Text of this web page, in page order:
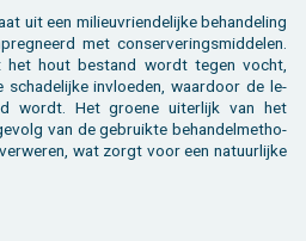
uit een mi­li­eu­vrien­de­lij­ke be­han­de­ling
met con­ser­ve­rings­mid­de­len.
hout be­stand wordt tegen vocht,
scha­de­lij­ke in­vloe­den, waar­door de le­
wordt. Het groe­ne ui­ter­lijk van het
van de ge­bruik­te be­han­del­me­tho­
wat zorgt voor een na­tuur­lij­ke